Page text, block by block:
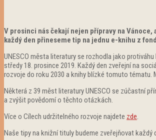
V prosinci nás čekají nejen přípravy na
každý den přineseme tip na jednu e-knihu z
UNESCO města literatury se rozhodla jako
středy 18. prosince 2019. Každý den zveřejní na
rozvoje do roku 2030 a knihy blízké tomuto
Některá z 39 měst literatury UNESCO se zúčastní
a zvýšit povědomí o těchto otázkách.
Více o Cílech udržitelného rozvoje najdete zde.
Naše tipy na knižní tituly budeme zveřejňovat každý